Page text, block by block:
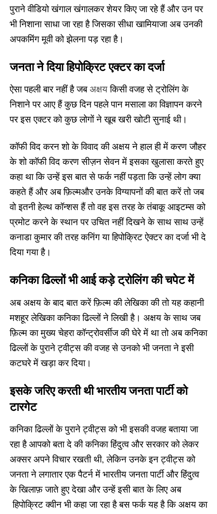
पुराने वीडियो खंगाल खंगालकर शेयर किए जा रहे हैं और उन पर
भी निशाना साधा जा रहा है जिसका सीधा खामियाजा अब उनकी
अपकमिंग मूवी को झेलना पड़ रहा है।
जनता ने दिया हिपोक्रिट एक्टर का दर्जा
ऐसा पहली बार नहीं है जब अक्षय किसी वजह से ट्रोलिंग के
निशाने पर आए हैं कुछ दिन पहले पान मसाला का विज्ञापन करने
पर इस एक्टर को कुछ लोगों ने खूब खरी खोटी सुनाई थी।
कॉफी विद करन शो के विवाद की अक्षय ने हाल ही में करण जौहर
के शो कॉफी विद करण सीज़न सेवन में इसका खुलासा करते हुए
कहा था कि उन्हें इस बात से फर्क नहीं पड़ता कि उन्हें लोग क्या
कहते हैं और अब फ़िल्मऔर उनके विग्यापनों की बात करें तो जब
वो इतनी हेल्थ कॉन्शस हैं तो वह इस तरह के तंबाकू आइटम्स को
प्रमोट करने के स्थान पर उचित नहीं दिखनेके साथ साथ उन्हें
कनाडा कुमार की तरह कनिंग या हिपोक्रिट ऐक्टर का दर्जा भी दे
दिया गया है।
कनिका ढिल्लों भी आई कड़े ट्रोलिंग की चपेट में
अब अक्षय के बाद बात करें फ़िल्म की लेखिका की तो यह कहानी
मशहूर लेखिका कनिका ढिल्लों ने लिखी है। अक्षय के साथ जब
फ़िल्म का मुख्य चेहरा कॉन्ट्रोवर्सीज की घेरे में था तो अब कनिका
ढिल्लों के पुराने ट्वीट्स की वजह से उनको भी जनता ने इसी
कटघरे में खड़ा कर दिया।
इसके जरिए करती थी भारतीय जनता पार्टी को
टारगेट
कनिका ढिल्लों के पुराने ट्वीट्स को भी इसकी वजह बताया जा
रहा है आपको बता दे की कनिका हिंदुत्व और सरकार को लेकर
अक्सर अपने विचार रखती थी, लेकिन उनके इन ट्वीट्स को
जनता ने लगातार एक पैटर्न में भारतीय जनता पार्टी और हिंदुत्व
के खिलाफ़ जाते हुए देखा और उन्हें इसी बात के लिए अब
हिपोक्रिट क्वीन भी कहा जा रहा है बस फर्क यह है कि अक्षय का